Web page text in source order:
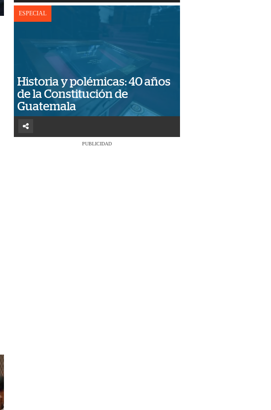
ESPECIAL
Historia y polémicas: 40 años
de la Constitución de
Guatemala
PUBLICIDAD